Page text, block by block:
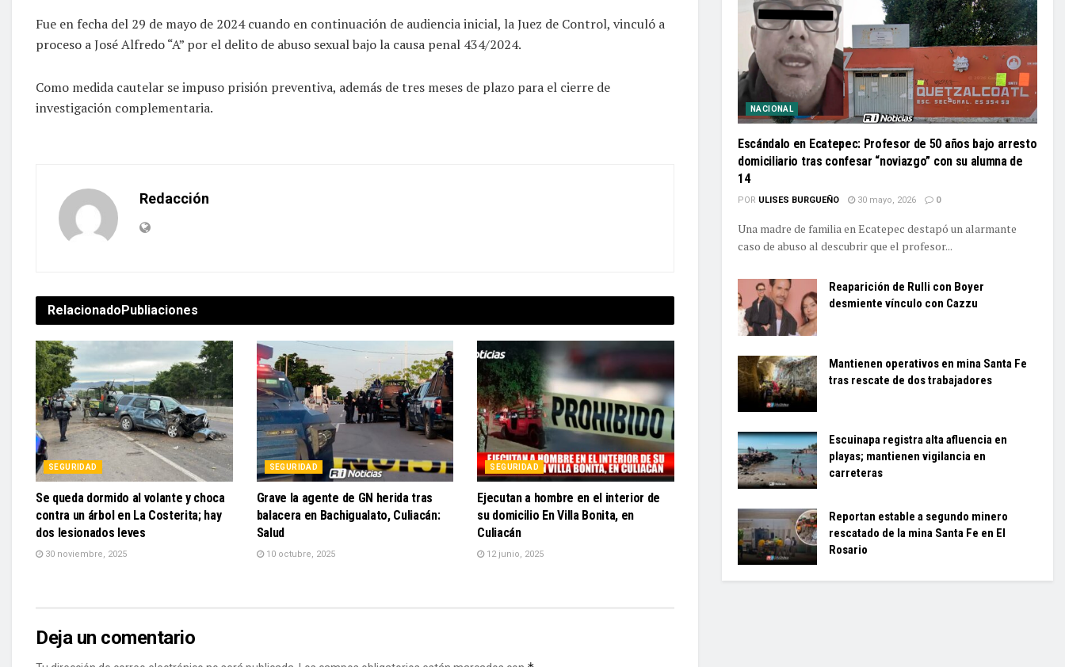
Fue en fecha del 29 de mayo de 2024 cuando en continuación de audiencia inicial, la Juez de Control, vinculó a
proceso a José Alfredo “A” por el delito de abuso sexual bajo la causa penal 434/2024.
Como medida cautelar se impuso prisión preventiva, además de tres meses de plazo para el cierre de
investigación complementaria.
Redacción
RelacionadoPubliaciones
SEGURIDAD
Se queda dormido al volante y choca
contra un árbol en La Costerita; hay
dos lesionados leves
30 noviembre, 2025
SEGURIDAD
Grave la agente de GN herida tras
balacera en Bachigualato, Culiacán:
Salud
10 octubre, 2025
SEGURIDAD
Ejecutan a hombre en el interior de
su domicilio En Villa Bonita, en
Culiacán
12 junio, 2025
Deja un comentario
NACIONAL
Escándalo en Ecatepec: Profesor de 50 años bajo arresto
domiciliario tras confesar “noviazgo” con su alumna de
14
POR ULISES BURGUEÑO 30 mayo, 2026 0
Una madre de familia en Ecatepec destapó un alarmante
caso de abuso al descubrir que el profesor...
Reaparición de Rulli con Boyer
desmiente vínculo con Cazzu
Mantienen operativos en mina Santa Fe
tras rescate de dos trabajadores
Escuinapa registra alta afluencia en
playas; mantienen vigilancia en
carreteras
Reportan estable a segundo minero
rescatado de la mina Santa Fe en El
Rosario